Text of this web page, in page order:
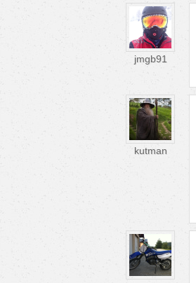
jmgb91
kutman